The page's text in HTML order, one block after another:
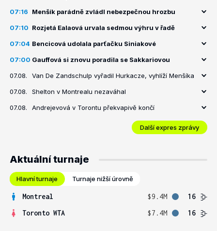
07:16 Menšík parádně zvládl nebezpečnou hrozbu
07:10 Rozjetá Ealaová urvala sedmou výhru v řadě
07:04 Bencicová udolala parťačku Siniakové
07:00 Gauffová si znovu poradila se Sakkariovou
07.08. Van De Zandschulp vyřadil Hurkacze, vyhlíží Menšíka
07.08. Shelton v Montrealu nezaváhal
07.08. Andrejevová v Torontu překvapivě končí
Další expres zprávy
Aktuální turnaje
Hlavní turnaje Turnaje nižší úrovně
Montreal $9.4M
16
Toronto WTA
$7.4M 16